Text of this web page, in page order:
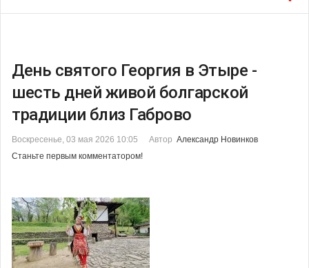
День святого Георгия в Этыре -
шесть дней живой болгарской
традиции близ Габрово
Воскресенье, 03 мая 2026 10:05 Автор Александр Новинков
Станьте первым комментатором!